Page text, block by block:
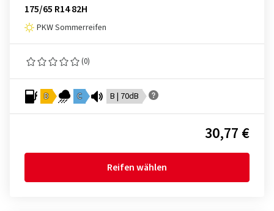
175/65 R14 82H
PKW Sommerreifen
(0)
D C B | 70dB
30,77 €
Reifen wählen